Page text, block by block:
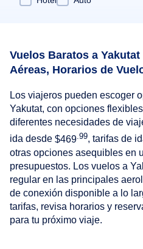
Vuelos Baratos a
Aéreas, Horarios de
Los viajeros pueden escoger
Yakutat, con opciones
diferentes necesidades de
ida desde $469 .99, tarifas de
otras opciones asequibles en
presupuestos. Los vuelos a
regular en las principales
de conexión disponible a lo
tarifas, revisa horarios y
para tu próximo viaje.